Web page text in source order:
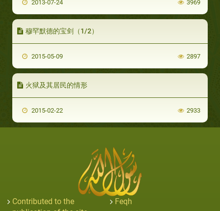
2013-07-24 3969
穆罕默德的宝剑（1/2）
2015-05-09 2897
火狱及其居民的情形
2015-02-22 2933
Contributed to the
Feqh